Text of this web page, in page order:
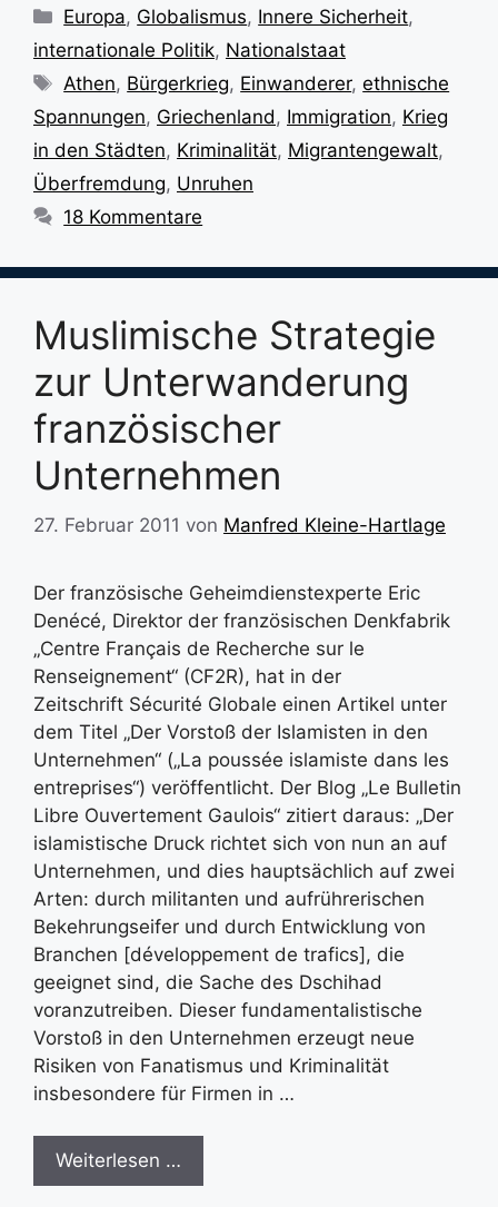
Kategorien
Europa, Globalismus, Innere Sicherheit,
internationale Politik, Nationalstaat
Schlagwörter
Athen, Bürgerkrieg, Einwanderer,ethnische
Spannungen, Griechenland, Immigration, Krieg
in den Städten, Kriminalität, Migrantengewalt,
Überfremdung, Unruhen
18 Kommentare
Muslimische Strategie
zur Unterwanderung
französischer
Unternehmen
27. Februar 2011 von Manfred Kleine-Hartlage
Der französische Geheimdienstexperte Eric
Denécé, Direktor der französischen Denkfabrik
„Centre Français de Recherche sur le
Renseignement“ (CF2R), hat in der
Zeitschrift Sécurité Globale einen Artikel unter
dem Titel „Der Vorstoß der Islamisten in den
Unternehmen“ („La poussée islamiste dans les
entreprises“) veröffentlicht. Der Blog „Le Bulletin
Libre Ouvertement Gaulois“ zitiert daraus: „Der
islamistische Druck richtet sich von nun an auf
Unternehmen, und dies hauptsächlich auf zwei
Arten: durch militanten und aufrührerischen
Bekehrungseifer und durch Entwicklung von
Branchen [développement de trafics], die
geeignet sind, die Sache des Dschihad
voranzutreiben. Dieser fundamentalistische
Vorstoß in den Unternehmen erzeugt neue
Risiken von Fanatismus und Kriminalität
insbesondere für Firmen in …
Weiterlesen …